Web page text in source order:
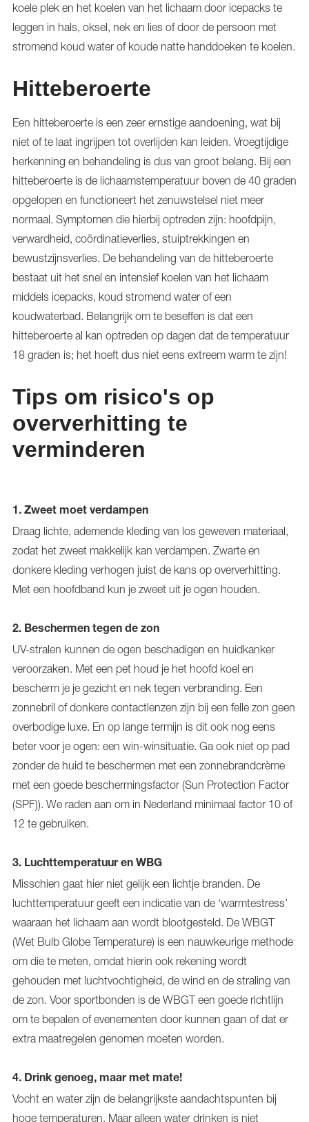
koele plek en het koelen van het lichaam door icepacks te
leggen in hals, oksel, nek en lies of door de persoon met
stromend koud water of koude natte handdoeken te koelen.
Hitteberoerte
Een hitteberoerte is een zeer ernstige aandoening, wat bij
niet of te laat ingrijpen tot overlijden kan leiden. Vroegtijdige
herkenning en behandeling is dus van groot belang. Bij een
hitteberoerte is de lichaamstemperatuur boven de 40 graden
opgelopen en functioneert het zenuwstelsel niet meer
normaal. Symptomen die hierbij optreden zijn: hoofdpijn,
verwardheid, coördinatieverlies, stuiptrekkingen en
bewustzijnsverlies. De behandeling van de hitteberoerte
bestaat uit het snel en intensief koelen van het lichaam
middels icepacks, koud stromend water of een
koudwaterbad. Belangrijk om te beseffen is dat een
hitteberoerte al kan optreden op dagen dat de temperatuur
18 graden is; het hoeft dus niet eens extreem warm te zijn!
Tips om risico's op
oververhitting te
verminderen
1. Zweet moet verdampen
Draag lichte, ademende kleding van los geweven materiaal,
zodat het zweet makkelijk kan verdampen. Zwarte en
donkere kleding verhogen juist de kans op oververhitting.
Met een hoofdband kun je zweet uit je ogen houden.
2. Beschermen tegen de zon
UV-stralen kunnen de ogen beschadigen en huidkanker
veroorzaken. Met een pet houd je het hoofd koel en
bescherm je je gezicht en nek tegen verbranding. Een
zonnebril of donkere contactlenzen zijn bij een felle zon geen
overbodige luxe. En op lange termijn is dit ook nog eens
beter voor je ogen: een win-winsituatie. Ga ook niet op pad
zonder de huid te beschermen met een zonnebrandcrème
met een goede beschermingsfactor (Sun Protection Factor
(SPF)). We raden aan om in Nederland minimaal factor 10 of
12 te gebruiken.
3. Luchttemperatuur en WBG
Misschien gaat hier niet gelijk een lichtje branden. De
luchttemperatuur geeft een indicatie van de ‘warmtestress’
waaraan het lichaam aan wordt blootgesteld. De WBGT
(Wet Bulb Globe Temperature) is een nauwkeurige methode
om die te meten, omdat hierin ook rekening wordt
gehouden met luchtvochtigheid, de wind en de straling van
de zon. Voor sportbonden is de WBGT een goede richtlijn
om te bepalen of evenementen door kunnen gaan of dat er
extra maatregelen genomen moeten worden.
4. Drink genoeg, maar met mate!
Vocht en water zijn de belangrijkste aandachtspunten bij
hoge temperaturen. Maar alleen water drinken is niet